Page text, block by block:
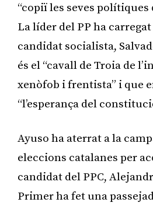
“copiï les seves polítiques
La líder del PP ha
candidat socialista,
és el “cavall de Troia de
xenòfob i frentista” i que
“l’esperança del
Ayuso ha aterrat a la
eleccions catalanes per
candidat del PPC,
Primer ha fet una